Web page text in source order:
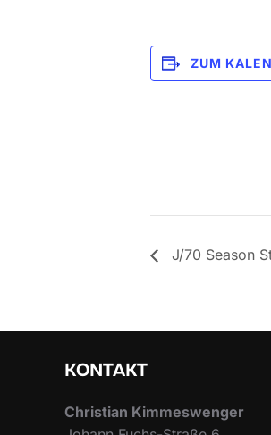
ZUM
J/70 Season
KONTAKT
Christian Kimmeswenger